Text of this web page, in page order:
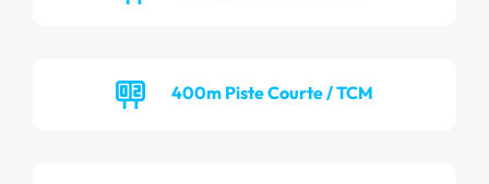
400m Piste Courte / TCM